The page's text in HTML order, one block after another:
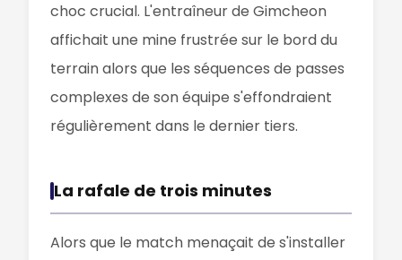
choc crucial. L'entraîneur de Gimcheon
affichait une mine frustrée sur le bord du
terrain alors que les séquences de passes
complexes de son équipe s'effondraient
régulièrement dans le dernier tiers.
La rafale de trois minutes
Alors que le match menaçait de s'installer